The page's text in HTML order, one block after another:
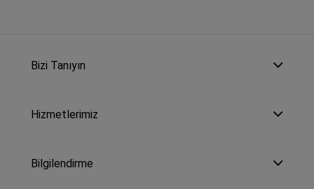
Bizi Tanıyın
Hizmetlerimiz
Bilgilendirme